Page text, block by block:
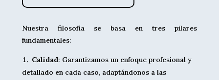
Nuestra filosofía se basa en tres pilares
fundamentales:
Calidad: Garantizamos un enfoque profesional y
detallado en cada caso, adaptándonos a las